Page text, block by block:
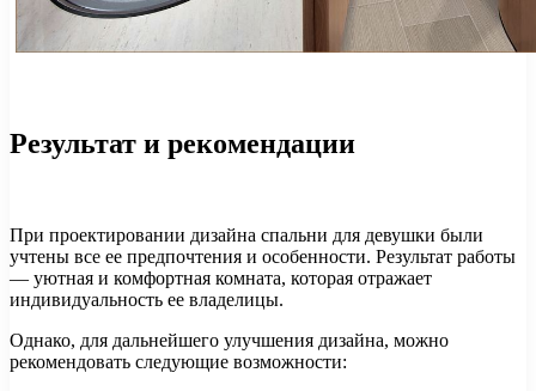
Результат и рекомендации
При проектировании дизайна спальни для девушки были
учтены все ее предпочтения и особенности. Результат работы
— уютная и комфортная комната, которая отражает
индивидуальность ее владелицы.
Однако, для дальнейшего улучшения дизайна, можно
рекомендовать следующие возможности: